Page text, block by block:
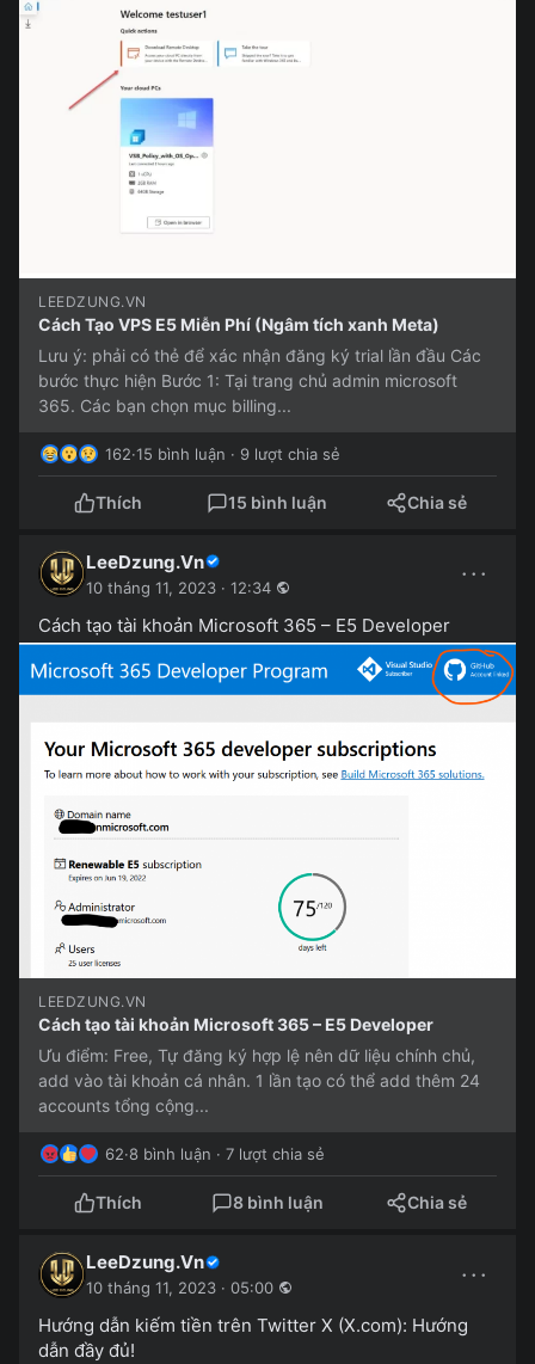
LEEDZUNG.VN
Cách Tạo VPS E5 Miễn Phí (Ngâm tích xanh Meta)
Lưu ý: phải có thẻ để xác nhận đăng ký trial lần đầu Các
bước thực hiện Bước 1: Tại trang chủ admin microsoft
365. Các bạn chọn mục billing...
162·15 bình luận · 9 lượt chia sẻ
Thích 15 bình luận Chia sẻ
LeeDzung.Vn
10 tháng 11, 2023 · 12:34 ···
Cách tạo tài khoản Microsoft 365 – E5 Developer
LEEDZUNG.VN
Cách tạo tài khoản Microsoft 365 – E5 Developer
Ưu điểm: Free, Tự đăng ký hợp lệ nên dữ liệu chính chủ,
add vào tài khoản cá nhân. 1 lần tạo có thể add thêm 24
accounts tổng cộng...
62·8 bình luận · 7 lượt chia sẻ
Thích 8 bình luận Chia sẻ
LeeDzung.Vn
10 tháng 11, 2023 · 05:00 ···
Hướng dẫn kiếm tiền trên Twitter X (X.com): Hướng
dẫn đầy đủ!